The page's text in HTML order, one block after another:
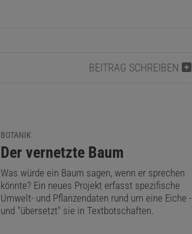
BEITRAG SCHREIBEN
BOTANIK
:
Der vernetzte Baum
Was würde ein Baum sagen, wenn er sprechen
könnte? Ein neues Projekt erfasst spezifische
Umwelt- und Pflanzendaten rund um eine Eiche -
und "übersetzt" sie in Textbotschaften.